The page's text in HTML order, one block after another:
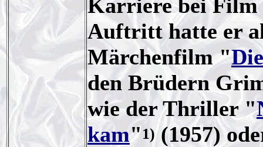
Karriere bei Film
Auftritt hatte er
Märchenfilm "
den Brüdern
wie der Thriller "
kam"1)(1957)